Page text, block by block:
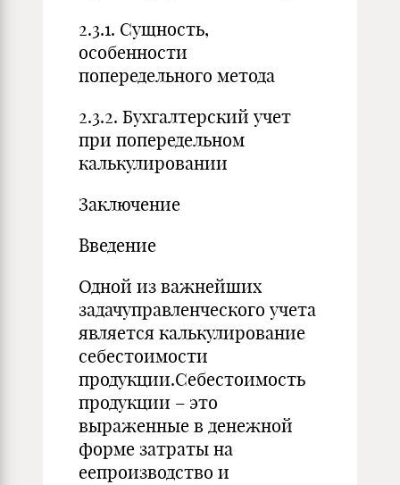
2.3.1. Сущность,
особенности
попередельного метода
2.3.2. Бухгалтерский учет
при попередельном
калькулировании
Заключение
Введение
Одной из важнейших
задачуправленческого учета
является калькулирование
себестоимости
продукции.Себестоимость
продукции – это
выраженные в денежной
форме затраты на
еепроизводство и